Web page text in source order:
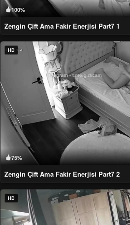
100%
Zengin Çift Ama Fakir Enerjisi Part7 1
HD
75%
Zengin Çift Ama Fakir Enerjisi Part7 2
HD